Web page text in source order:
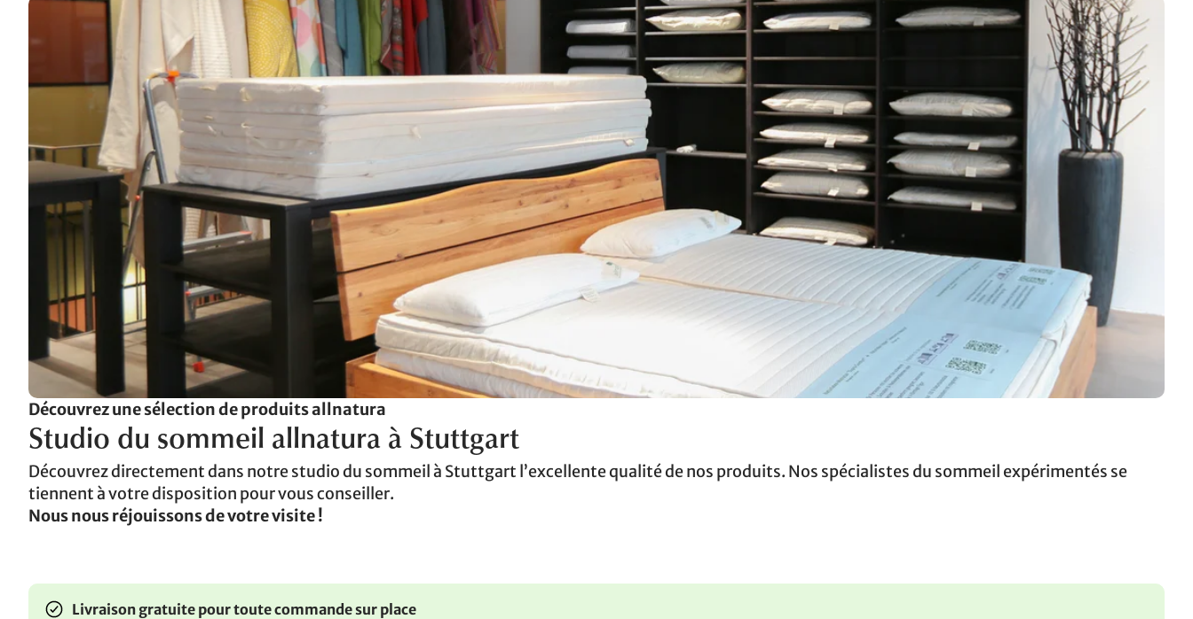
Découvrez une sélection de produits allnatura
Studio du sommeil allnatura à Stuttgart
Découvrez directement dans notre studio du sommeil à Stuttgart l’excellente qualité de nos produits. Nos spécialistes du sommeil expérimentés se
tiennent à votre disposition pour vous conseiller.
Nous nous réjouissons de votre visite !
Livraison gratuite pour toute commande sur place